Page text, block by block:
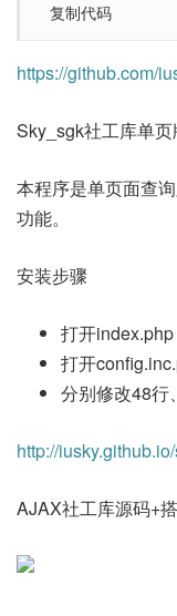
复制代码
https://github.com/
Sky_sgk社工库单页
本程序是单页面查
功能。
安装步骤
打开index.php
打开
分别修改48行
http://
AJAX社工库源码+